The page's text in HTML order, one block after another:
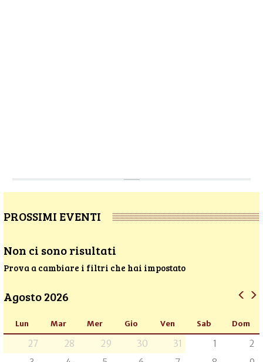
PROSSIMI EVENTI
Non ci sono risultati
Prova a cambiare i filtri che hai impostato
Agosto 2026
Lun Mar Mer Gio Ven Sab Dom
27 28 29 30 31 1
2